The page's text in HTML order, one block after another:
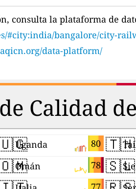
consulta la plataforma de
#city:india/bangalore/city-
aqicn.org/data-platform/
Calidad
80
Uganda
78
Omán
77
🇹🇭
🇸🇱